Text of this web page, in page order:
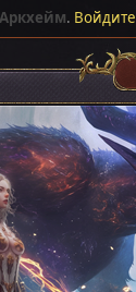
Аркхейм. Войдите